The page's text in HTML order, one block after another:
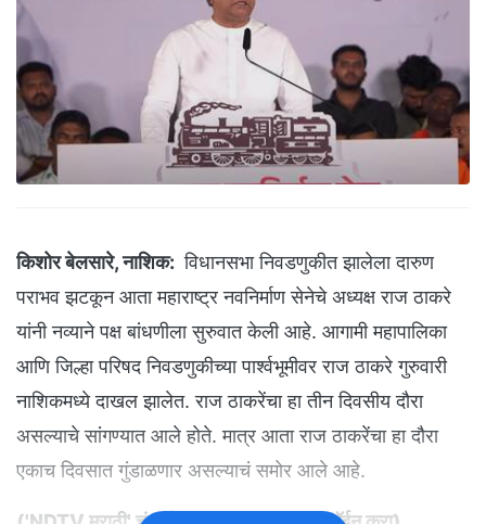
किशोर बेलसारे, नाशिक: विधानसभा निवडणुकीत झालेला दारुण
पराभव झटकून आता महाराष्ट्र नवनिर्माण सेनेचे अध्यक्ष राज ठाकरे
यांनी नव्याने पक्ष बांधणीला सुरुवात केली आहे. आगामी महापालिका
आणि जिल्हा परिषद निवडणुकीच्या पार्श्वभूमीवर राज ठाकरे गुरुवारी
नाशिकमध्ये दाखल झालेत. राज ठाकरेंचा हा तीन दिवसीय दौरा
असल्याचे सांगण्यात आले होते. मात्र आता राज ठाकरेंचा हा दौरा
एकाच दिवसात गुंडाळणार असल्याचं समोर आले आहे.